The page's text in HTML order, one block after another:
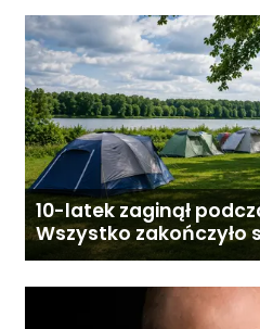
10-latek zaginął
Wszystko zakończyło